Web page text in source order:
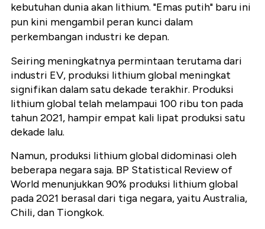
kebutuhan dunia akan lithium. "Emas putih" baru ini
pun kini mengambil peran kunci dalam
perkembangan industri ke depan.
Seiring meningkatnya permintaan terutama dari
industri EV, produksi lithium global meningkat
signifikan dalam satu dekade terakhir. Produksi
lithium global telah melampaui 100 ribu ton pada
tahun 2021, hampir empat kali lipat produksi satu
dekade lalu.
Namun, produksi lithium global didominasi oleh
beberapa negara saja. BP Statistical Review of
World menunjukkan 90% produksi lithium global
pada 2021 berasal dari tiga negara, yaitu Australia,
Chili, dan Tiongkok.